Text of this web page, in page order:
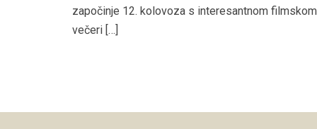
započinje 12. kolovoza s interesantnom filmskom
večeri […]